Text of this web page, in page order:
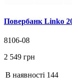
Повербанк Linko
8106-08
2 549 грн
В наявності 144